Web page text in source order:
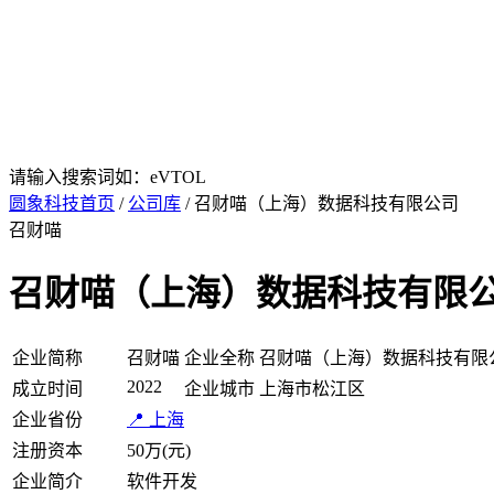
请输入搜索词如：eVTOL
圆象科技首页 / 公司库 / 召财喵（上海）数据科技有限公司
召财喵
召财喵（上海）数据科技有限
企业简称 召财喵 企业全称 召财喵（上海）数据科技有限
成立时间
2022 企业城市
上海市松江区
企业省份
📍 上海
注册资本
50万(元)
企业简介
软件开发